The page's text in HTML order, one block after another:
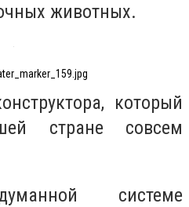
животных.
который
стране совсем
системе